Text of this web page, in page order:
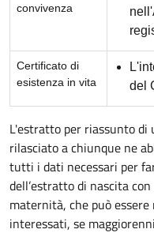
convivenza
Certificato di
esistenza in vita
del
L'estratto per riassunto di
rilasciato a chiunque ne
tutti i dati necessari per
dell’estratto di nascita
maternità, che può
interessati, se